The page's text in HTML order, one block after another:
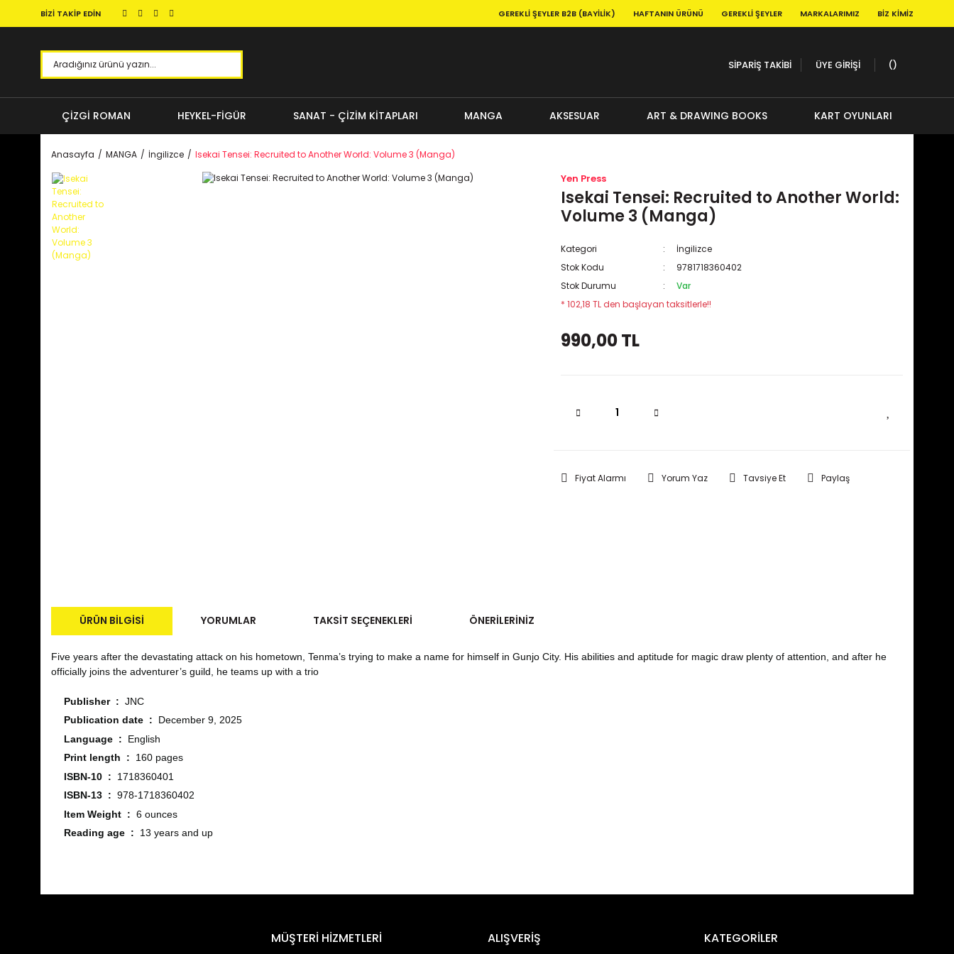
BİZİ TAKİP EDİN GEREKLI ŞEYLER B2B (BAYILIK) HAFTANIN ÜRÜNÜ GEREKLI ŞEYLER MARKALARIMIZ BIZ KIMIZ
SİPARİŞ TAKİBİ ÜYE GİRİŞİ
ÇİZGİ ROMAN HEYKEL-FİGÜR SANAT - ÇİZİM KİTAPLARI MANGA AKSESUAR ART & DRAWING BOOKS KART OYUNLARI
Anasayfa MANGA İngilizce Isekai Tensei: Recruited to Another World: Volume 3 (Manga)
Yen Press
Isekai Tensei: Recruited to Another World:
Volume 3 (Manga)
Kategori
İngilizce
Stok Kodu
9781718360402
Stok Durumu
Var
* 102,18 TL den başlayan taksitlerle!!
990,00 TL
Fiyat Alarmı Yorum Yaz Tavsiye Et Paylaş
ÜRÜN BILGISI YORUMLAR TAKSIT SEÇENEKLERI ÖNERILERINIZ
Five years after the devastating attack on his hometown, Tenma’s trying to make a name for himself in Gunjo City. His abilities and aptitude for magic draw plenty of attention, and after he
officially joins the adventurer’s guild, he teams up with a trio
Publisher ‏ : ‎ JNC
Publication date ‏ : ‎ December 9, 2025
Language ‏ : ‎ English
Print length ‏ : ‎ 160 pages
ISBN-10 ‏ : ‎ 1718360401
ISBN-13 ‏ : ‎ 978-1718360402
Item Weight ‏ : ‎ 6 ounces
Reading age ‏ : ‎ 13 years and up
Yorum Yaz
Görüş ve önerileriniz için teşekkür ederiz.
MÜŞTERİ HİZMETLERİ ALIŞVERİŞ KATEGORİLER